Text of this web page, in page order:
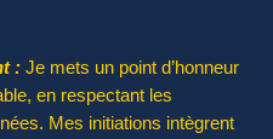
: Je mets un point d’honneur
en respectant les
Mes initiations intègrent